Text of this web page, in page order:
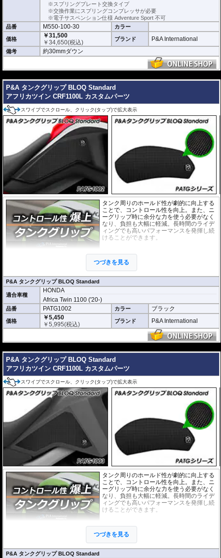
※スプリングプレート交換タイプ
※交換作業にスプリングコンプレッサが必要
※電子サスペンション仕様 Adventure Sport 不可
品番
M550-100-30 カラー
価格
￥31,500
￥34,650(税込) ブランド P&A International
備考 約30mmダウン
P&A タンクグリップ BLOQ Standard
アフリカツイン CRF1100L カスタムパーツ
スワイプでスクロール、クリック(タップ)で拡大表示
タンク周りのホールド性が劇的に向上する
ことで、コントロール性を向上。また、ニ
ーグリップ時に余分な力を使う必要がなく
なり、負担も大幅に軽減。長時間のライデ
ィングでも高いパフォーマンスを発揮し続
けることができます。
の3D形状に合わせて開発。マシンに最適な
形状・ポジションを実現しています。さら
に機能性を徹底的に追求した結果、このパ
ッドために専用に開発された特別な素材を使用しています。
「P&A タンクグリップ BLOQ Standard」 :
グリップの際にタンクサイズに違和感がなく、高い一体感を生み出していま
す。パッド表面には適度な摩擦抵抗があり、十分なグリップ性能と保護性能を
発揮します。
※取付キット付属 : 取り付けに便利なクリーニングクロス、脱脂用アルコール
シート、気泡の混入を防ぎ、きれいに仕上げるスキージがセットになっていま
す。
つづきを見る
P&A タンクグリップ BLOQ Standard
適合車種
HONDA
Africa Twin 1100 ('20-)
品番 PATG1002 カラー ブラック
価格
￥5,450
￥5,995(税込) ブランド P&A International
P&A タンクグリップ BLOQ Standard
アフリカツイン CRF1100L カスタムパーツ
スワイプでスクロール、クリック(タップ)で拡大表示
タンク周りのホールド性が劇的に向上する
ことで、コントロール性を向上。また、ニ
ーグリップ時に余分な力を使う必要がなく
なり、負担も大幅に軽減。長時間のライデ
ィングでも高いパフォーマンスを発揮し続
けることができます。
の3D形状に合わせて開発。マシンに最適な
形状・ポジションを実現しています。さら
に機能性を徹底的に追求した結果、このパ
ッドために専用に開発された特別な素材を使用しています。
つづきを見る
P&A タンクグリップ BLOQ Standard